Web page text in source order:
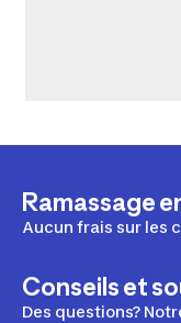
Ramassage
Aucun frais sur les
Conseils et
Des questions?